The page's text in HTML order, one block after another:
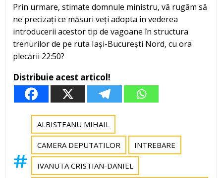
Prin urmare, stimate domnule ministru, vă rugăm să
ne precizați ce măsuri veți adopta în vederea
introducerii acestor tip de vagoane în structura
trenurilor de pe ruta Iași-București Nord, cu ora
plecării 22:50?
Distribuie acest articol!
ALBISTEANU MIHAIL
CAMERA DEPUTATILOR INTREBARE
IVANUTA CRISTIAN-DANIEL